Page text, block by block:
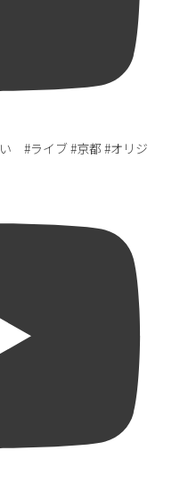
#ライブ #京都 #オリジ